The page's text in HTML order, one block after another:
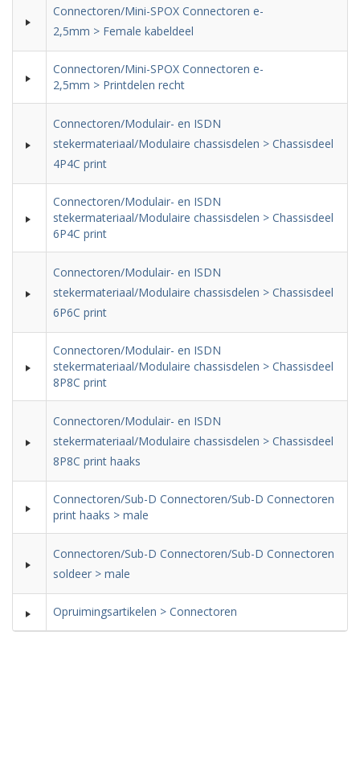
Connectoren/Mini-SPOX Connectoren e-
2,5mm > Female kabeldeel
Connectoren/Mini-SPOX Connectoren e-
2,5mm > Printdelen recht
Connectoren/Modulair- en ISDN
stekermateriaal/Modulaire chassisdelen > Chassisdeel
4P4C print
Connectoren/Modulair- en ISDN
stekermateriaal/Modulaire chassisdelen > Chassisdeel
6P4C print
Connectoren/Modulair- en ISDN
stekermateriaal/Modulaire chassisdelen > Chassisdeel
6P6C print
Connectoren/Modulair- en ISDN
stekermateriaal/Modulaire chassisdelen > Chassisdeel
8P8C print
Connectoren/Modulair- en ISDN
stekermateriaal/Modulaire chassisdelen > Chassisdeel
8P8C print haaks
Connectoren/Sub-D Connectoren/Sub-D Connectoren
print haaks > male
Connectoren/Sub-D Connectoren/Sub-D Connectoren
soldeer > male
Opruimingsartikelen > Connectoren